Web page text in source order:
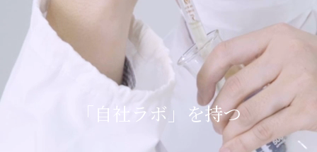
「 自社 ラ ボ 」 を持つ